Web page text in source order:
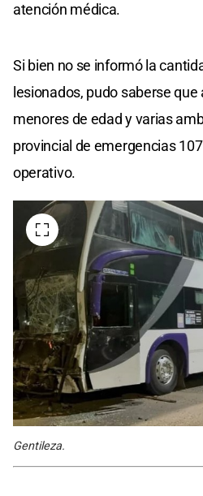
atención médica.
Si bien no se informó la
lesionados, pudo saberse
menores de edad y varias
provincial de emergencias
operativo.
Gentileza.